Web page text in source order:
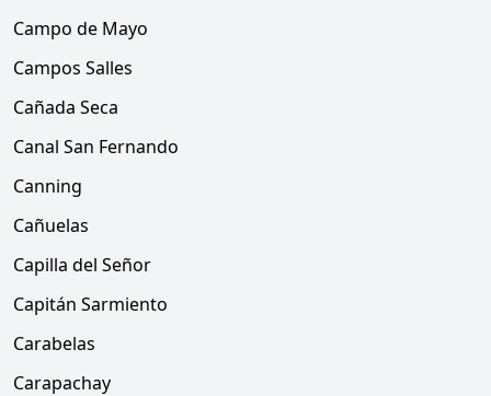
Campo de Mayo
Campos Salles
Cañada Seca
Canal San Fernando
Canning
Cañuelas
Capilla del Señor
Capitán Sarmiento
Carabelas
Carapachay